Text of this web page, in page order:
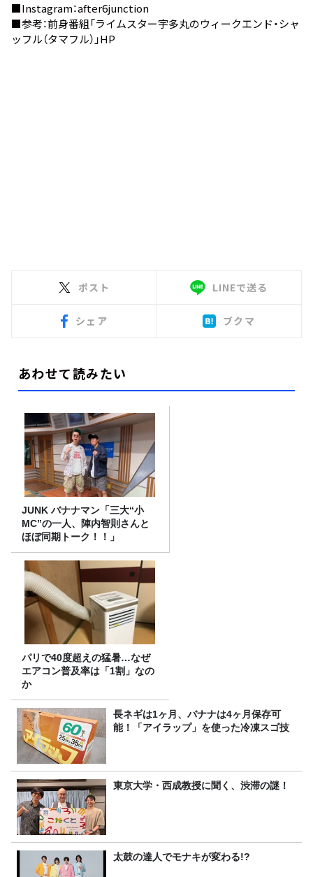
■Instagram：after6junction
■参考：前身番組「ライムスター宇多丸のウィークエンド・シャ
ッフル（タマフル）」HP
ポスト LINEで送る
シェア ブクマ
あわせて読みたい
JUNK バナナマン「三大“小
MC”の一人、陣内智則さんと
ほぼ同期トーク！！」
パリで40度超えの猛暑…なぜ
エアコン普及率は「1割」なの
か
長ネギは1ヶ月、バナナは4ヶ月保存可
能！「アイラップ」を使った冷凍スゴ技
東京大学・西成教授に聞く、渋滞の謎！
太鼓の達人でモナキが変わる!?